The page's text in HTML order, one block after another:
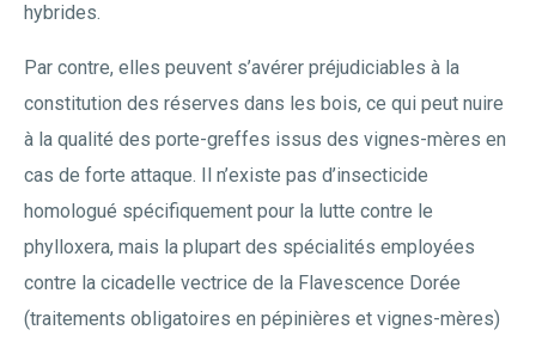
hybrides.
Par contre, elles peuvent s’avérer préjudiciables à la
constitution des réserves dans les bois, ce qui peut nuire
à la qualité des porte-greffes issus des vignes-mères en
cas de forte attaque. Il n’existe pas d’insecticide
homologué spécifiquement pour la lutte contre le
phylloxera, mais la plupart des spécialités employées
contre la cicadelle vectrice de la Flavescence Dorée
(traitements obligatoires en pépinières et vignes-mères)